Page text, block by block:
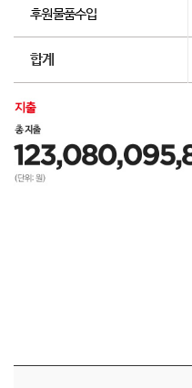
합계
후원물품수입